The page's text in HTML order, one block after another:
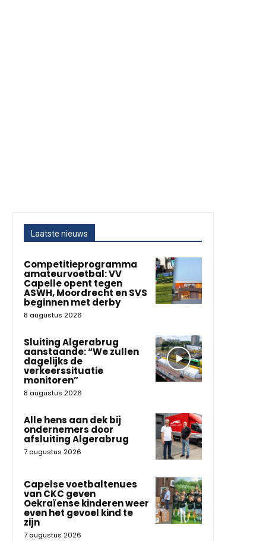
Laatste nieuws
Competitieprogramma
amateurvoetbal: VV
Capelle opent tegen
ASWH, Moordrecht en SVS
beginnen met derby
8 augustus 2026
Sluiting Algerabrug
aanstaande: “We zullen
dagelijks de
verkeerssituatie
monitoren”
8 augustus 2026
Alle hens aan dek bij
ondernemers door
afsluiting Algerabrug
7 augustus 2026
Capelse voetbaltenues
van CKC geven
Oekraïense kinderen weer
even het gevoel kind te
zijn
7 augustus 2026